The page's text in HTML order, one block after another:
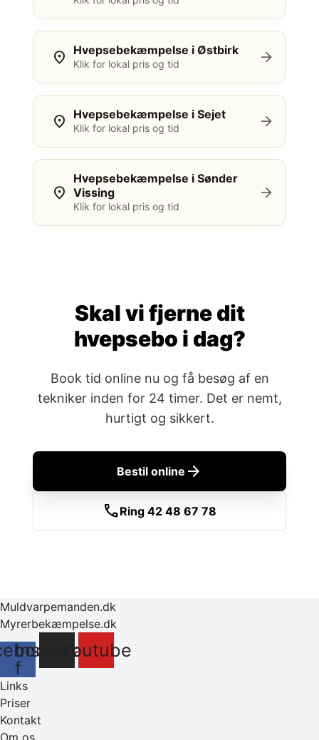
location_on Hvepsebekæmpelse i Østbirk
Klik for lokal pris og tid arrow_forward
location_on Hvepsebekæmpelse i Sejet
Klik for lokal pris og tid arrow_forward
location_on
Hvepsebekæmpelse i Sønder
Vissing
Klik for lokal pris og tid
arrow_forward
Skal vi fjerne dit
hvepsebo i dag?
Book tid online nu og få besøg af en
tekniker inden for 24 timer. Det er nemt,
hurtigt og sikkert.
Bestil online arrow_forward
callRing 42 48 67 78
Muldvarpemanden.dk
Myrerbekæmpelse.dk
f
InstagramYoutube
Links
Priser
Kontakt
Om os